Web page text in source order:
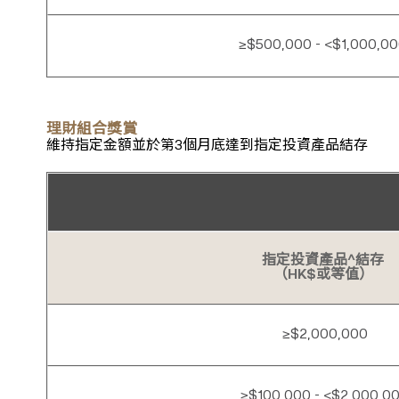
≥$500,000 -
理財組合獎賞
維持指定金額並於第3個月底達到指定投資產品結存
指定投資產品^結存
（HK$或等值）
≥$2,000,000